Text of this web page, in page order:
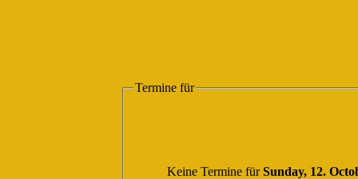
Termine für
Keine Termine fürSunday, 12.